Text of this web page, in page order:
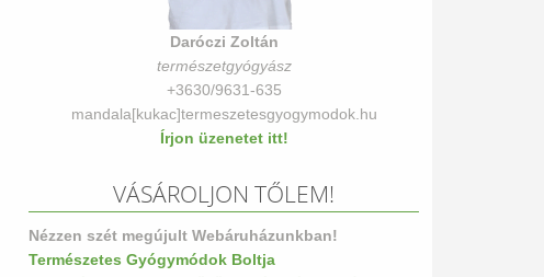
Daróczi Zoltán
természetgyógyász
+3630/9631-635
mandala[kukac]termeszetesgyogymodok.hu
Írjon üzenetet itt!
VÁSÁROLJON TŐLEM!
Nézzen szét megújult Webáruházunkban!
Természetes Gyógymódok Boltja